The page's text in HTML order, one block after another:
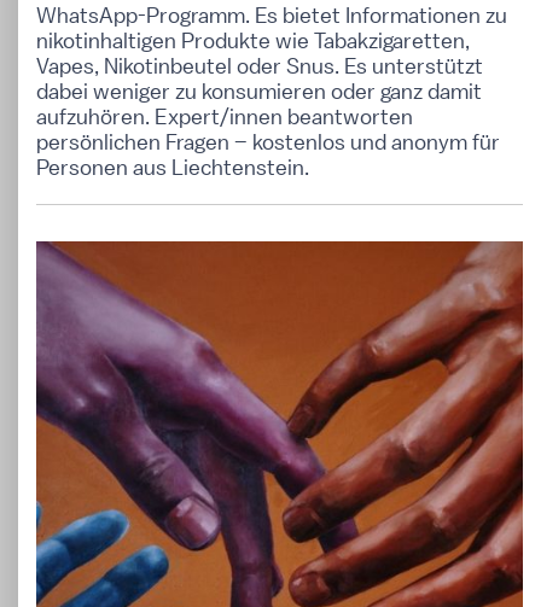
WhatsApp-Programm. Es bietet Informationen zu
nikotinhaltigen Produkte wie Tabakzigaretten,
Vapes, Nikotinbeutel oder Snus. Es unterstützt
dabei weniger zu konsumieren oder ganz damit
aufzuhören. Expert/innen beantworten
persönlichen Fragen – kostenlos und anonym für
Personen aus Liechtenstein.